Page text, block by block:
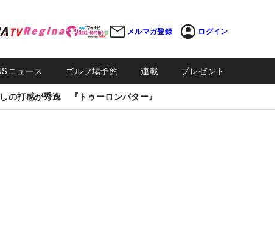
メルマガ登録 ログイン
ニュース ゴルフ場予約 連載 プレゼント
の打感が秀逸 『トゥーロンパター』